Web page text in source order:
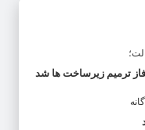
ترمیم زیرساخت ها شد